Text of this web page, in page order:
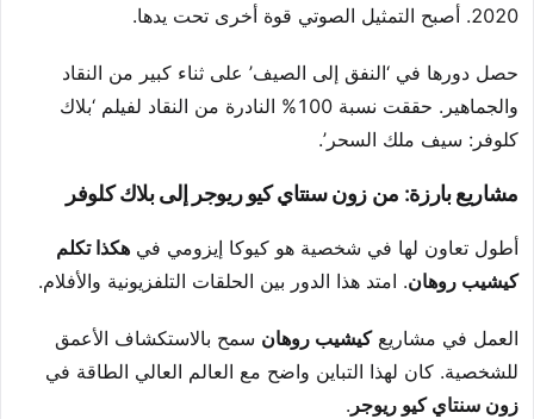
2020. أصبح التمثيل الصوتي قوة أخرى تحت يدها.
حصل دورها في ‘النفق إلى الصيف’ على ثناء كبير من النقاد
والجماهير. حققت نسبة 100% النادرة من النقاد لفيلم ‘بلاك
كلوفر: سيف ملك السحر’.
مشاريع بارزة: من زون سنتاي كيو ريوجر إلى بلاك كلوفر
أطول تعاون لها في شخصية هو كيوكا إيزومي في هكذا تكلم
كيشيب روهان. امتد هذا الدور بين الحلقات التلفزيونية والأفلام.
العمل في مشاريعكيشيب روهان سمح بالاستكشاف الأعمق
للشخصية. كان لهذا التباين واضح مع العالم العالي الطاقة في
زون سنتاي كيو ريوجر .